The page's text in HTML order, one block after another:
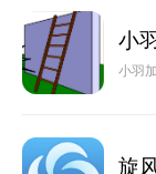
小
小羽
旋